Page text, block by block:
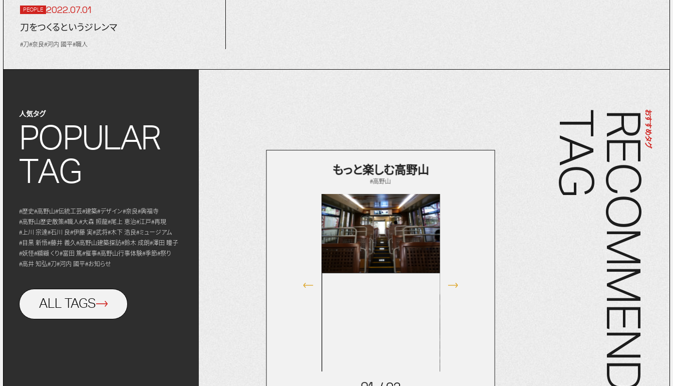
ュージアム#伝統工芸
PEOPLE 2022.07.01
刀をつくるというジレンマ
#刀#奈良#河内 國平#職人
人気タグ
POPULAR
TAG
#歴史#高野山#伝統工芸#建築#デザイン#奈良#興福寺
#高野山歴史散策#職人#大森 照龍#尾上 恵治#江戸#再現
#上川 宗達#石川 良#伊藤 実#武将#木下 浩良#ミュージアム
#目黒 新悟#藤井 義久#高野山建築探訪#鈴木 成朗#澤田 瞳子
#妖怪#纐纈 くり#富田 篤#催事#高野山行事体験#季節#祭り
#高井 知弘#刀#河内 國平#お知らせ
ALL TAGS
おすすめタグ
R
E
C
O
M
M
E
N
D
T
A
G
もっと楽しむ高野山
#高野山